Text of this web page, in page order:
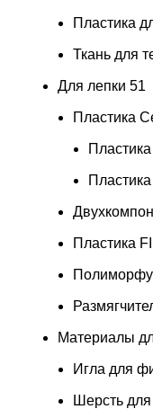
Пластика
Ткань для
Для лепки 51
Пластика
Пластика
Материалы
Игла для
Шерсть